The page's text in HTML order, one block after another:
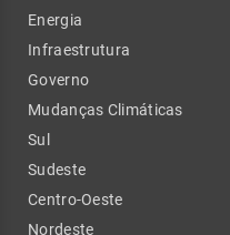
Energia
Infraestrutura
Governo
Mudanças Climáticas
Sul
Sudeste
Centro-Oeste
Nordeste